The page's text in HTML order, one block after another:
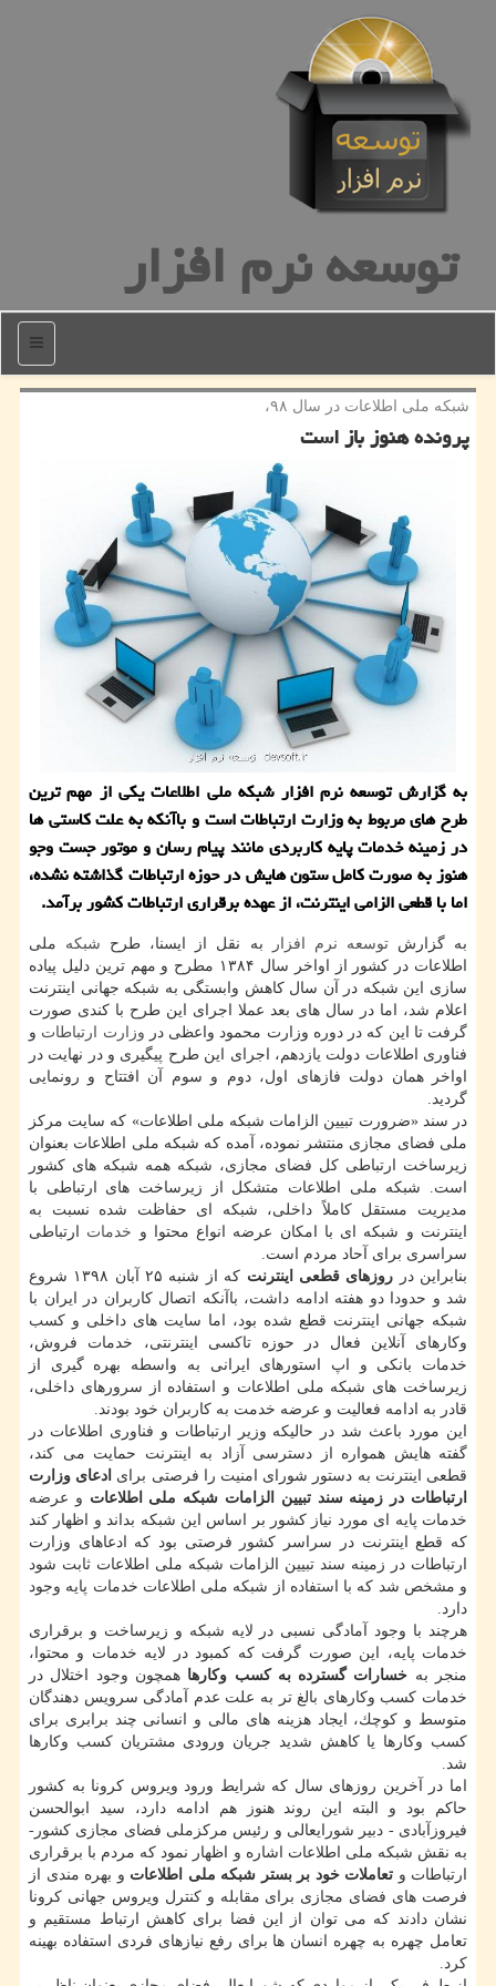
توسعه نرم افزار
منو
شبكه ملی اطلاعات در سال ۹۸،
پرونده هنوز باز است
به گزارش توسعه نرم افزار شبكه ملی اطلاعات یكی از مهم ترین
طرح های مربوط به وزارت ارتباطات است و باآنكه به علت كاستی ها
در زمینه خدمات پایه كاربردی مانند پیام رسان و موتور جست وجو
هنوز به صورت كامل ستون هایش در حوزه ارتباطات گذاشته نشده،
اما با قطعی الزامی اینترنت، از عهده برقراری ارتباطات كشور برآمد.
به گزارشتوسعه نرم افزار به نقل از ایسنا، طرح شبكه ملی
اطلاعات در كشور از اواخر سال ۱۳۸۴ مطرح و مهم ترین دلیل پیاده
سازی این شبكه در آن سال كاهش وابستگی به شبكه جهانی اینترنت
اعلام شد، اما در سال های بعد عملا اجرای این طرح با كندی صورت
گرفت تا این كه در دوره وزارت محمود واعظی در وزارت ارتباطات و
فناوری اطلاعات دولت یازدهم، اجرای این طرح پیگیری و در نهایت در
اواخر همان دولت فازهای اول، دوم و سوم آن افتتاح و رونمایی
گردید.
در سند «ضرورت تبیین الزامات شبكه ملی اطلاعات» كه سایت مركز
ملی فضای مجازی منتشر نموده، آمده كه شبكه ملی اطلاعات بعنوان
زیرساخت ارتباطی كل فضای مجازی، شبكه همه شبكه های كشور
است. شبكه ملی اطلاعات متشكل از زیرساخت های ارتباطی با
مدیریت مستقل كاملاً داخلی، شبكه ای حفاظت شده نسبت به
اینترنت و شبكه ای با امكان عرضه انواع محتوا و خدمات ارتباطی
سراسری برای آحاد مردم است.
بنابراین در روزهای قطعی اینترنت
كه از شنبه ۲۵ آبان ۱۳۹۸ شروع
شد و حدودا دو هفته ادامه داشت، باآنكه اتصال كاربران در ایران با
شبكه جهانی اینترنت قطع شده بود، اما سایت های داخلی و كسب
وكارهای آنلاین فعال در حوزه تاكسی اینترنتی، خدمات فروش،
خدمات بانكی و اپ استورهای ایرانی به واسطه بهره گیری از
زیرساخت های شبكه ملی اطلاعات و استفاده از سرورهای داخلی،
قادر به ادامه فعالیت و عرضه خدمت به كاربران خود بودند.
این مورد باعث شد در حالیكه وزیر ارتباطات و فناوری اطلاعات در
گفته هایش همواره از دسترسی آزاد به اینترنت حمایت می كند،
قطعی اینترنت به دستور شورای امنیت را فرصتی برای ادعای وزارت
ارتباطات در زمینه سند تبیین الزامات شبكه ملی اطلاعات و عرضه
خدمات پایه ای مورد نیاز كشور بر اساس این شبكه بداند و اظهار كند
كه قطع اینترنت در سراسر كشور فرصتی بود كه ادعاهای وزارت
ارتباطات در زمینه سند تبیین الزامات شبكه ملی اطلاعات ثابت شود
و مشخص شد كه با استفاده از شبكه ملی اطلاعات خدمات پایه وجود
دارد.
هرچند با وجود آمادگی نسبی در لایه شبكه و زیرساخت و برقراری
خدمات پایه، این صورت گرفت كه كمبود در لایه خدمات و محتوا،
منجر به خسارات گسترده به كسب وكارها همچون وجود اختلال در
خدمات كسب وكارهای بالغ تر به علت عدم آمادگی سرویس دهندگان
متوسط و كوچك، ایجاد هزینه های مالی و انسانی چند برابری برای
كسب وكارها یا كاهش شدید جریان ورودی مشتریان كسب وكارها
شد.
اما در آخرین روزهای سال كه شرایط ورود ویروس كرونا به كشور
حاكم بود و البته این روند هنوز هم ادامه دارد، سید ابوالحسن
فیروزآبادی - دبیر شورایعالی و رئیس مركزملی فضای مجازی كشور-
به نقش شبكه ملی اطلاعات اشاره و اظهار نمود كه مردم با برقراری
ارتباطات و تعاملات خود بر بستر شبكه ملی اطلاعات و بهره مندی از
فرصت های فضای مجازی برای مقابله و كنترل ویروس جهانی كرونا
نشان دادند كه می توان از این فضا برای كاهش ارتباط مستقیم و
تعامل چهره به چهره انسان ها برای رفع نیازهای فردی استفاده بهینه
كرد.